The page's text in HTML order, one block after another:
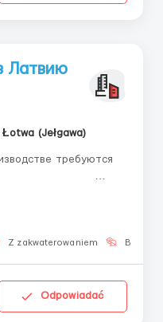
Латвию
Łotwa (Jełgawa)
требуются
Z zakwaterowaniem Bez
Odpowiadać